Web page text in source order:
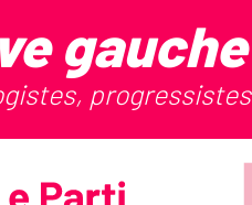
gauche
progressistes